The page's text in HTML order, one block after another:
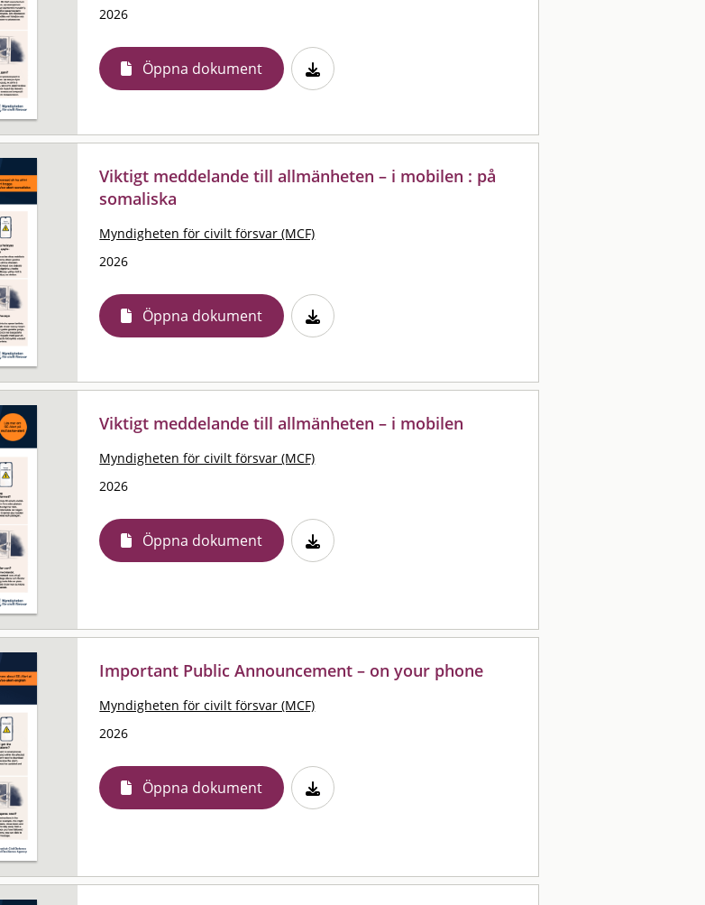
2026
Öppna dokument
Viktigt meddelande till allmänheten – i mobilen : på
somaliska
Myndigheten för civilt försvar (MCF)
2026
Öppna dokument
Viktigt meddelande till allmänheten – i mobilen
Myndigheten för civilt försvar (MCF)
2026
Öppna dokument
Important Public Announcement – on your phone
Myndigheten för civilt försvar (MCF)
2026
Öppna dokument